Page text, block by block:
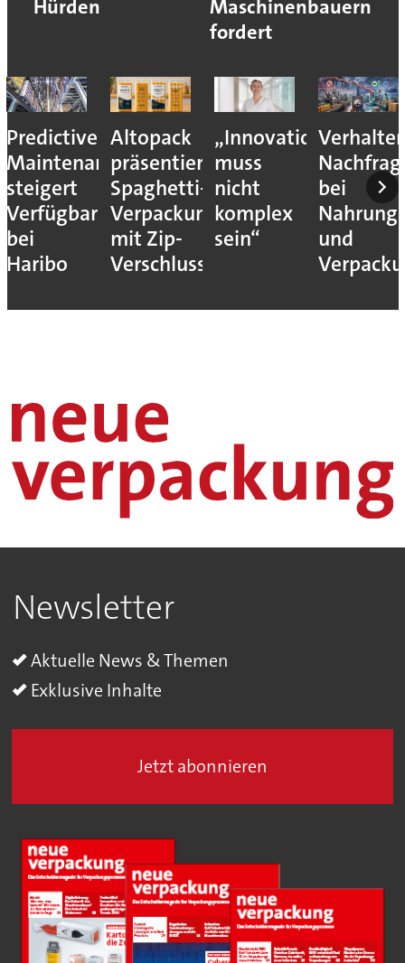
Hürden
Maschinenbauern
fordert
Predictive
Maintenance
steigert
Verfügbarkeit
bei
Haribo
Altopack
präsentiert
Spaghetti-
Verpackung
mit Zip-
Verschluss
„Innovation
muss
nicht
komplex
sein“
bei
und
Newsletter
Aktuelle News & Themen
Exklusive Inhalte
Jetzt abonnieren